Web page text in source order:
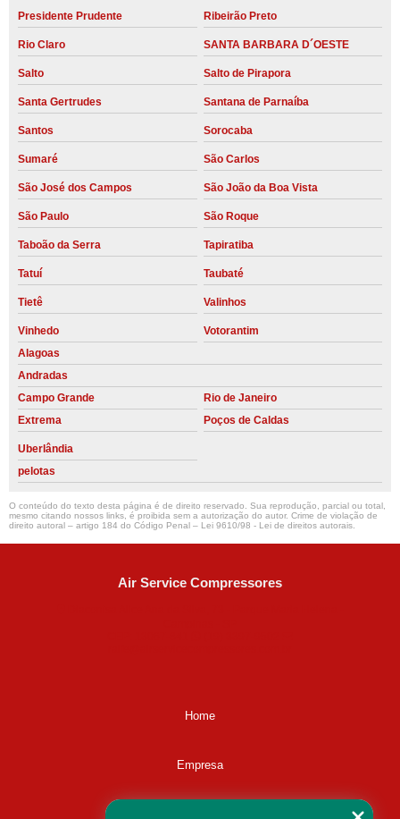
Presidente Prudente Ribeirão Preto
Rio Claro SANTA BARBARA D´OESTE
Salto Salto de Pirapora
Santa Gertrudes Santana de Parnaíba
Santos Sorocaba
Sumaré São Carlos
São José dos Campos São João da Boa Vista
São Paulo São Roque
Taboão da Serra Tapiratiba
Tatuí Taubaté
Tietê Valinhos
Vinhedo
Votorantim
Alagoas
Andradas
Campo Grande
Rio de Janeiro
Extrema
Poços de Caldas
Uberlândia
pelotas
O conteúdo do texto desta página é de direito reservado. Sua reprodução, parcial ou total,
mesmo citando nossos links, é proibida sem a autorização do autor. Crime de violação de
direito autoral – artigo 184 do Código Penal – Lei 9610/98 - Lei de direitos autorais.
Air Service Compressores
Home
Empresa